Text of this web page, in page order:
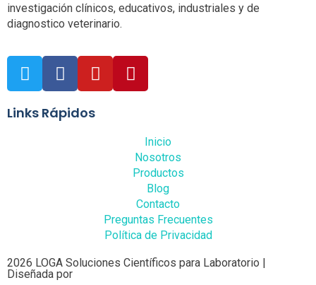
investigación clínicos, educativos, industriales y de
diagnostico veterinario.
Links Rápidos
Inicio
Nosotros
Productos
Blog
Contacto
Preguntas Frecuentes
Política de Privacidad
2026 LOGA Soluciones Científicos para Laboratorio |
Diseñada por